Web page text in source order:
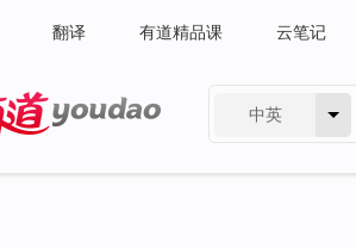
翻译 有道精品课 云笔记
中英